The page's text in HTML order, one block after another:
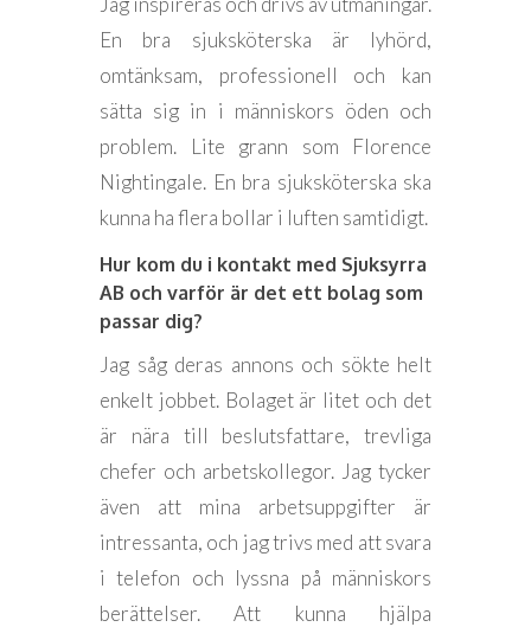
En bra sjuksköterska är lyhörd,
omtänksam, professionell och kan
sätta sig in i människors öden och
problem. Lite grann som Florence
Nightingale. En bra sjuksköterska ska
kunna ha flera bollar i luften samtidigt.
Hur kom du i kontakt med Sjuksyrra
AB och varför är det ett bolag som
passar dig?
Jag såg deras annons och sökte helt
enkelt jobbet. Bolaget är litet och det
är nära till beslutsfattare, trevliga
chefer och arbetskollegor. Jag tycker
även att mina arbetsuppgifter är
intressanta, och jag trivs med att svara
i telefon och lyssna på människors
berättelser. Att kunna hjälpa